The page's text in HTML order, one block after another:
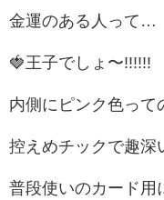
金運のある人って…
🍓王子でしょ〜!!!!!!
内側にピンク色って
控えめチックで趣深
普段使いのカード用